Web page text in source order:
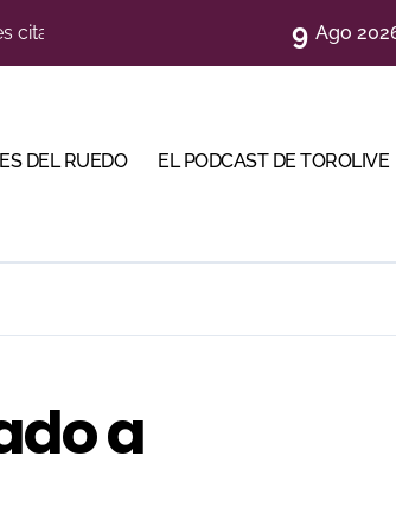
y gran ambiente
triunfal en Azuaga
Andy Cartagena y Hugo Tarbelli
El Puerto
9 Ago
DEL RUEDO EL PODCAST DE TOROLIVE
a